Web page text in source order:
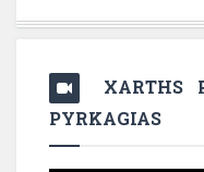
XARTHS
PYRKAGIAS